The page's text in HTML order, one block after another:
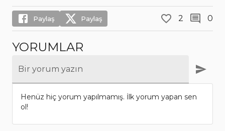
Paylaş Paylaş 2 0
YORUMLAR
Bir yorum yazın
Henüz hiç yorum yapılmamış. İlk yorum yapan sen
ol!